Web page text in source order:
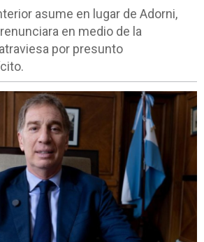
asume en lugar de Adorni,
en medio de la
por presunto